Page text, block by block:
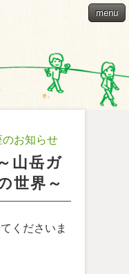
menu
のお知らせ
山岳ガ
世界～
くださいま